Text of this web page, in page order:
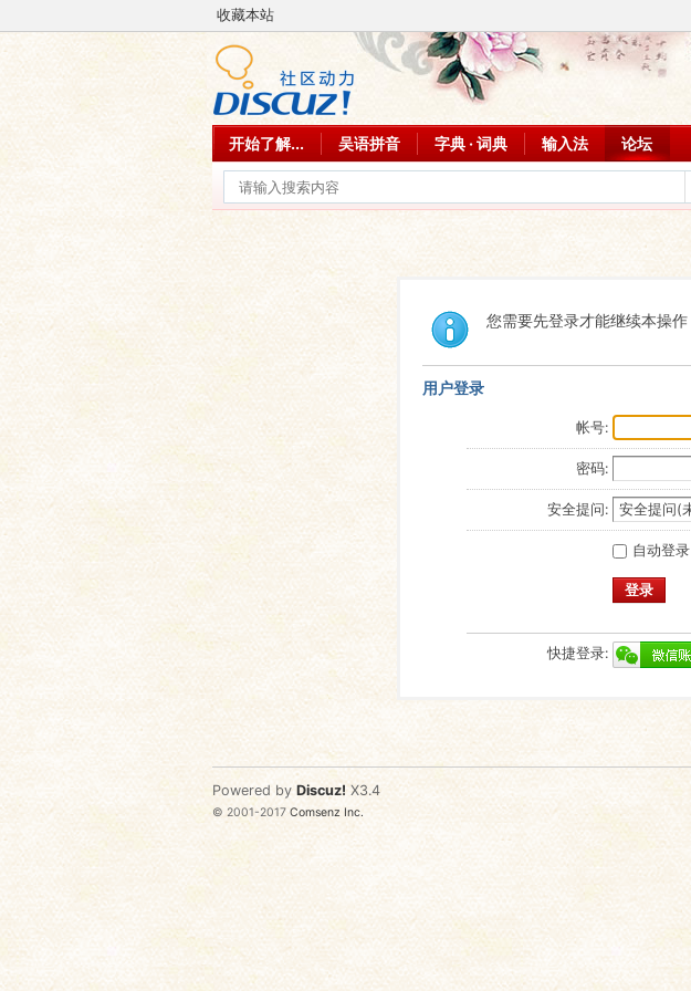
收藏本站
开始了解... 吴语拼音 字典 · 词典 输入法 论坛
您需要先登录才能继续本操作
用户登录
帐号:
密码:
安全提问:
自动登录
登录
快捷登录:
Powered by Discuz! X3.4
© 2001-2017Comsenz Inc.